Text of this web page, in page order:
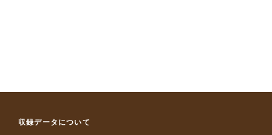
収録データについて